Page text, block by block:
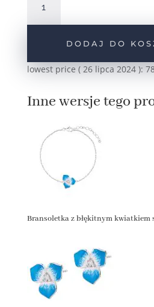
Naszyjnik
błękitny
pr.925
DODAJ DO
lowest price (26 lipca 2024):
Inne wersje tego
Bransoletka z błękitnym kwiatkiem